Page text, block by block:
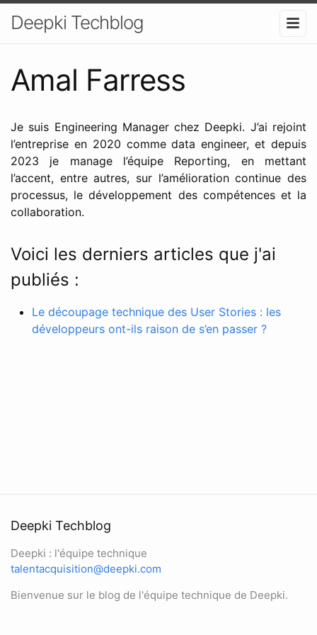
Deepki Techblog
Amal Farress
Je suis Engineering Manager chez Deepki. J’ai rejoint
l’entreprise en 2020 comme data engineer, et depuis
2023 je manage l’équipe Reporting, en mettant
l’accent, entre autres, sur l’amélioration continue des
processus, le développement des compétences et la
collaboration.
Voici les derniers articles que j'ai
publiés :
Le découpage technique des User Stories : les
développeurs ont-ils raison de s’en passer ?
Deepki Techblog
Deepki : l'équipe technique
talentacquisition@deepki.com
Bienvenue sur le blog de l'équipe technique de Deepki.